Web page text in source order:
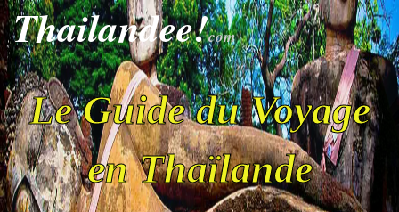
Thailandee!com
Le Guide du Voyage
en Thaïlande